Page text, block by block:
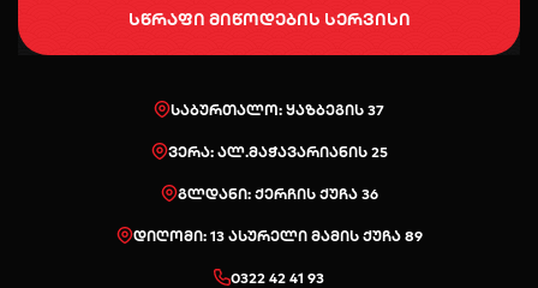
სწრაფი მიწოდების სერვისი
საბურთალო: ყაზბეგის 37
ვერა: ალ.მაჭავარიანის 25
გლდანი: ქერჩის ქუჩა 36
დიღომი: 13 ასურელი მამის ქუჩა 89
0322 42 41 93